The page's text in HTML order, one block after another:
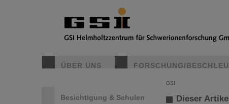
ÜBER UNS FORSCHUNG/
Besichtigung & Schulen
GSI
Dieser